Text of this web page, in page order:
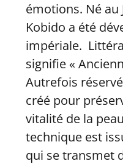
émotions. Né au
Kobido a été
impériale.
signifie «
Autrefois
créé pour
vitalité de la
technique est
qui se transmet